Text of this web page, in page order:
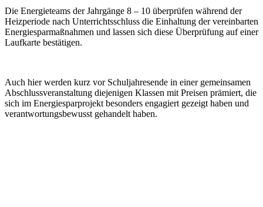
Die Energieteams der Jahrgänge 8 – 10 überprüfen während der
Heizperiode nach Unterrichtsschluss die Einhaltung der vereinbarten
Energiesparmaßnahmen und lassen sich diese Überprüfung auf einer
Laufkarte bestätigen.
Auch hier werden kurz vor Schuljahresende in einer gemeinsamen
Abschlussveranstaltung diejenigen Klassen mit Preisen prämiert, die
sich im Energiesparprojekt besonders engagiert gezeigt haben und
verantwortungsbewusst gehandelt haben.